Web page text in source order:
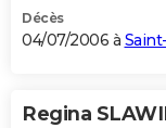
Décès
04/07/2006 à
Regina